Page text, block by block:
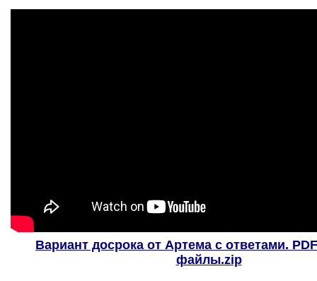
Вариант досрока от Артема с ответами. PDF
файлы.zip